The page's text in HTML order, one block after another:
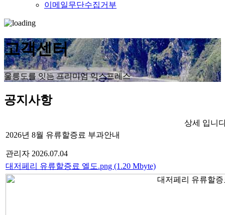
이메일무단수집거부
고객센터
울릉도를 잇는 프리미엄 익스프레스
공지사항
상세 입니
2026년 8월 유류할증료 부과안내
관리자 2026.07.04
대저페리 유류할증료 엘도.png (1.20 Mbyte)